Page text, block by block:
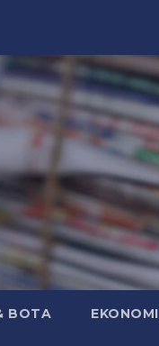
BOTA EKONOMI